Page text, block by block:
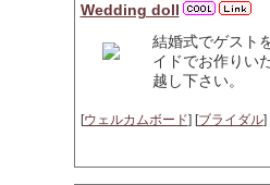
Wedding doll
結婚式でゲスト
イドでお作りい
越し下さい。
[ウェルカムボード] [ブライダル]